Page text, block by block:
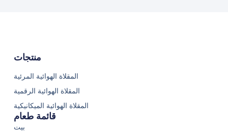
منتجات
المقلاة الهوائية المرئية
المقلاة الهوائية الرقمية
المقلاة الهوائية الميكانيكية
قائمة طعام
بيت